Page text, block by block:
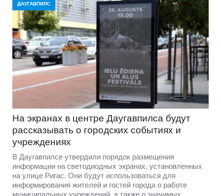
ДАУГАВПИЛС
На экранах в центре Даугавпилса будут
рассказывать о городских событиях и
учреждениях
В Даугавпилсе утвердили порядок размещения
информации на светодиодных экранах, установленных
на улице Ригас. Они будут использоваться для
информирования жителей и гостей города о работе